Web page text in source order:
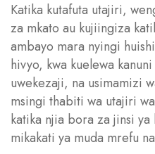
Katika kutafuta utajiri,
za mkato au kujiingiza
ambayo mara nyingi
hivyo, kwa kuelewa
uwekezaji, na usimamizi
msingi thabiti wa utajiri
katika njia bora za jinsi
mikakati ya muda mrefu